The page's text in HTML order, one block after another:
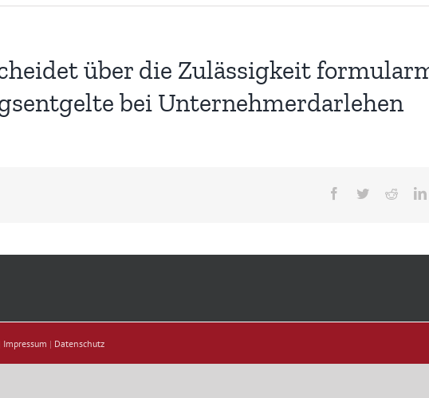
über die Zulässigkeit
bei Unternehmerdarlehen
Facebook
TwitterReddit
Impressum | Datenschutz